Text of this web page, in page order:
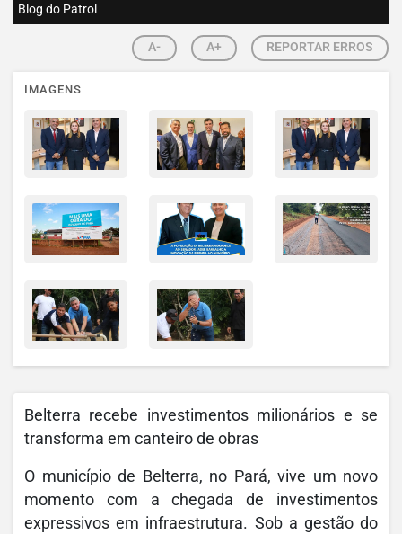
Blog do Patrol
A- A+ REPORTAR ERROS
IMAGENS
Belterra recebe investimentos milionários e se
transforma em canteiro de obras
O município de Belterra, no Pará, vive um novo
momento com a chegada de investimentos
expressivos em infraestrutura. Sob a gestão do